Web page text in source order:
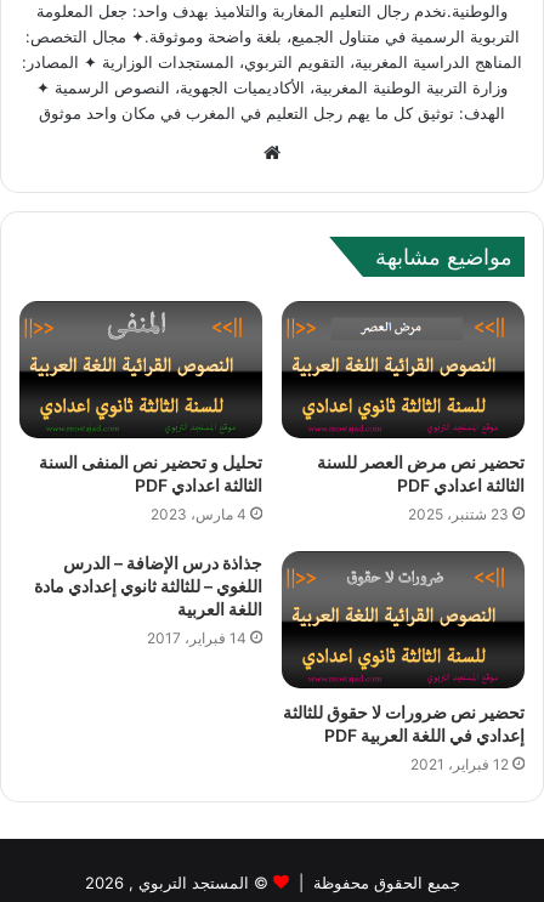
والوطنية.نخدم رجال التعليم المغاربة والتلاميذ بهدف واحد: جعل المعلومة
التربوية الرسمية في متناول الجميع، بلغة واضحة وموثوقة.✦ مجال التخصص:
المناهج الدراسية المغربية، التقويم التربوي، المستجدات الوزارية ✦ المصادر:
وزارة التربية الوطنية المغربية، الأكاديميات الجهوية، النصوص الرسمية ✦
الهدف: توثيق كل ما يهم رجل التعليم في المغرب في مكان واحد موثوق
مواضيع مشابهة
تحضير نص مرض العصر للسنة
الثالثة اعدادي PDF
23 شتنبر، 2025
تحليل و تحضير نص المنفى السنة
الثالثة اعدادي PDF
4 مارس، 2023
تحضير نص ضرورات لا حقوق للثالثة
إعدادي في اللغة العربية PDF
12 فبراير، 2021
جذاذة درس الإضافة – الدرس
اللغوي – للثالثة ثانوي إعدادي مادة
اللغة العربية
14 فبراير، 2017
جميع الحقوق محفوظة | © المستجد التربوي , 2026